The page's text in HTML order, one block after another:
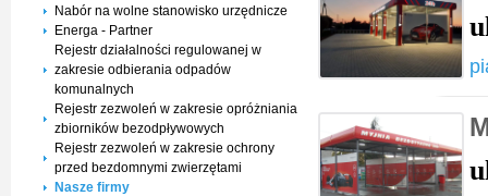
Nabór na wolne stanowisko urzędnicze
Energa - Partner
Rejestr działalności regulowanej w
zakresie odbierania odpadów
komunalnych
Rejestr zezwoleń w zakresie opróżniania
zbiorników bezodpływowych
Rejestr zezwoleń w zakresie ochrony
przed bezdomnymi zwierzętami
Nasze firmy